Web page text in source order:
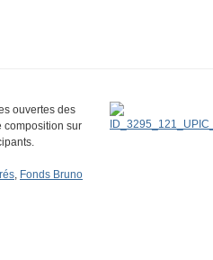
ouvertes des
composition sur
, Fonds Bruno